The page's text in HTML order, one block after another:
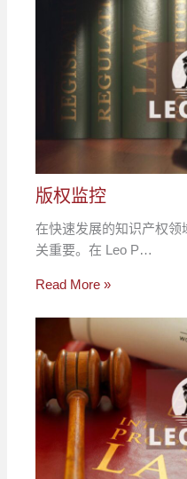
版权监控
在快速发展的知识产权
关重要。在 Leo P…
Read More »